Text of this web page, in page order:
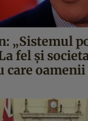
„Sistemul
fel și
oamenii